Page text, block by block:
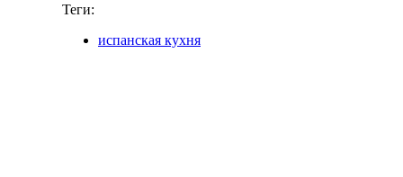
Теги:
испанская кухня